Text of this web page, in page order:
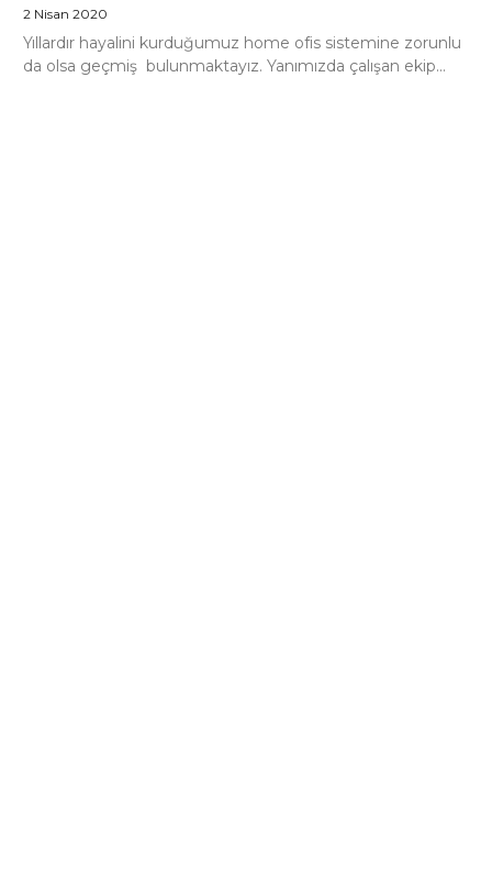
2 Nisan 2020
Yıllardır hayalini kurduğumuz home ofis sistemine zorunlu
da olsa geçmiş bulunmaktayız. Yanımızda çalışan ekip...